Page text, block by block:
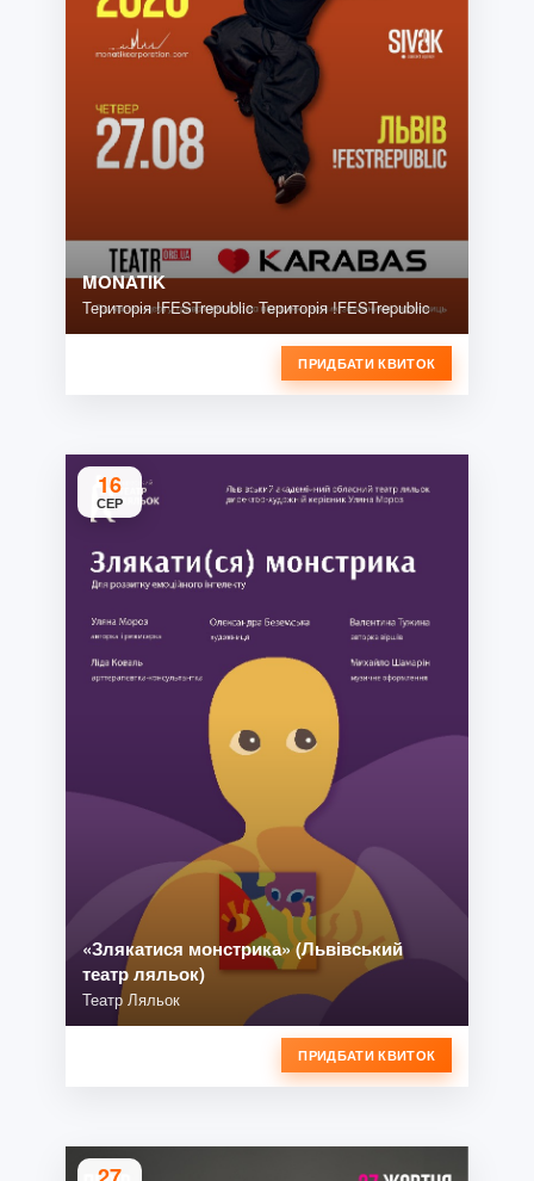
MONATIK
Територія !FESTrepublic Територія !FESTrepublic
ПРИДБАТИ КВИТОК
16
СЕР
«Злякатися монстрика» (Львівський
театр ляльок)
Театр Ляльок
ПРИДБАТИ КВИТОК